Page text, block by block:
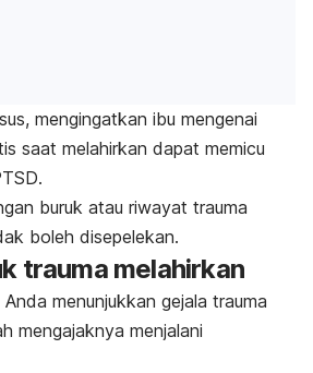
mengingatkan ibu mengenai
saat melahirkan dapat memicu
.
buruk atau riwayat trauma
boleh disepelekan.
trauma melahirkan
menunjukkan gejala trauma
mengajaknya menjalani